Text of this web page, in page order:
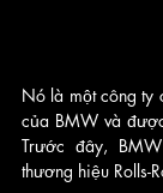
Nó là một công ty
của BMW và
Trước đây,
thương hiệu Rolls-